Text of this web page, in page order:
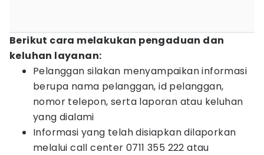
Berikut cara melakukan pengaduan dan
keluhan layanan:
Pelanggan silakan menyampaikan informasi
berupa nama pelanggan, id pelanggan,
nomor telepon, serta laporan atau keluhan
yang dialami
Informasi yang telah disiapkan dilaporkan
melalui call center 0711 355 222 atau